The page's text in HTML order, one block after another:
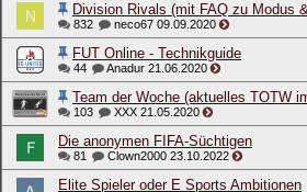
Division Rivals (mit FAQ zu Modus
832 neco67 09.09.2020
FUT Online - Technikguide
44 Anadur 21.06.2020
Team der Woche (aktuelles TOTW
103 XXX 21.05.2020
Die anonymen FIFA-Süchtigen
81 Clown2000 23.10.2022
Elite Spieler oder E Sports Ambitionen